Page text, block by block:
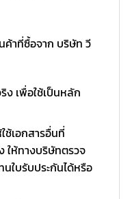
ค้าที่ซื้อจาก บริษัท วี
ง เพื่อใช้เป็นหลัก
ช้เอกสารอื่นที่
ให้ทางบริษัทตรวจ
ใบรับประกันได้หรือ